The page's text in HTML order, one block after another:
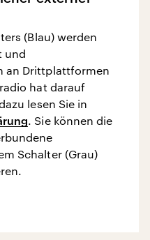
(Blau) werden
und
an Drittplattformen
hat darauf
lesen Sie in
. Sie können die
Schalter (Grau)